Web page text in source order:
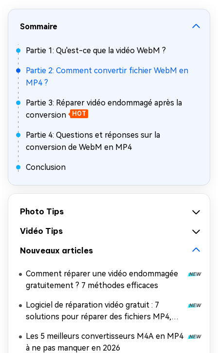
Sommaire
Partie 1: Qu'est-ce que la vidéo WebM ?
Partie 2: Comment convertir fichier WebM en
MP4 ?
Partie 3: Réparer vidéo endommagé après la
conversion
HOT
Partie 4: Questions et réponses sur la
conversion de WebM en MP4
Conclusion
Photo Tips
Vidéo Tips
Nouveaux articles
Comment réparer une vidéo endommagée
gratuitement ? 7 méthodes efficaces
Logiciel de réparation vidéo gratuit : 7
solutions pour réparer des fichiers MP4,
Les 5 meilleurs convertisseurs M4A en MP4
à ne pas manquer en 2026